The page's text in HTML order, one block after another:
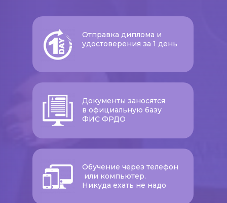
Отправка диплома и
удостоверения за 1 день
Документы заносятся
в официальную базу
ФИС ФРДО
Обучение через телефон
или компьютер.
Никуда ехать не надо